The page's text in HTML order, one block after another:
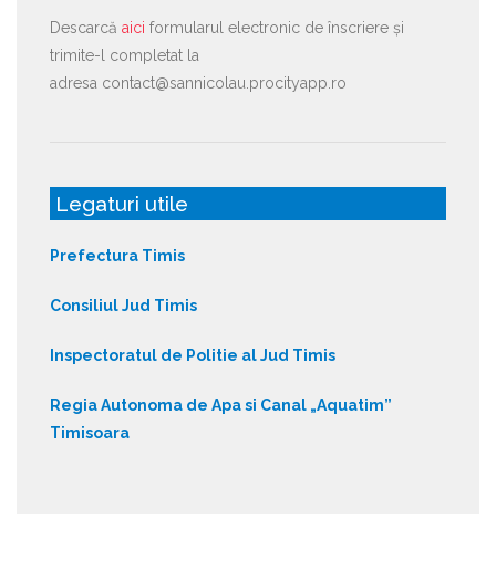
Descarcă aici formularul electronic de înscriere și
trimite-l completat la
adresa contact@sannicolau.procityapp.ro
Legaturi utile
Prefectura Timis
Consiliul Jud Timis
Inspectoratul de Politie al Jud Timis
Regia Autonoma de Apa si Canal „Aquatim”
Timisoara